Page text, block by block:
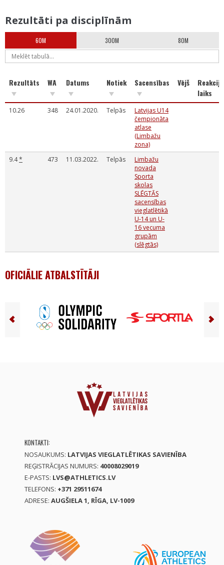
Rezultāti pa disciplīnām
60M 300M 80M
Rezultāts WA Datums Notiek Sacensības Vējš
laiks
10.26 348 24.01.2020. Telpās
Latvijas U14
čempionāta
atlase
(Limbažu
zona)
9.4* 473 11.03.2022. Telpās
Limbažu
novada
Sporta
skolas
SLĒGTĀS
sacensības
vieglatlētikā
U-14 un U-
16 vecuma
grupām
(slēgtās)
OFICIĀLIE ATBALSTĪTĀJI
KONTAKTI:
NOSAUKUMS: LATVIJAS VIEGLATLĒTIKAS SAVIENĪBA
REĢISTRĀCIJAS NUMURS: 40008029019
E-PASTS: LVS@ATHLETICS.LV
TELEFONS: +371 29511674
ADRESE: AUGŠIELA 1, RĪGA, LV-1009